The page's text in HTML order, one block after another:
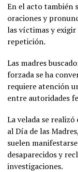
En el acto también
oraciones y
las víctimas y
repetición.
Las madres
forzada se ha
requiere atención
entre autoridades
La velada se
al Día de las
suelen
desaparecidos y
investigaciones.